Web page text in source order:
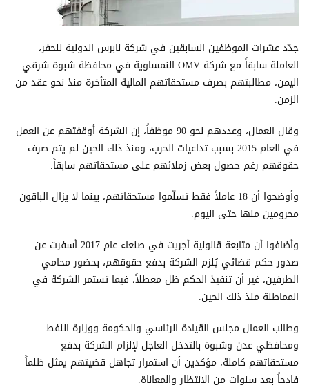
جدّد عشرات الموظفين السابقين في شركة نابرس الدولية للحفر،
العاملة سابقاً مع شركة OMV النمساوية في محافظة شبوة شرقي
اليمن، مطالبتهم بصرف مستحقاتهم المالية المتأخرة منذ نحو عقد من
الزمن.
وقال العمال، وعددهم نحو 90 موظفاً، إن الشركة أوقفتهم عن العمل
في العام 2015 بسبب تداعيات الحرب، ومنذ ذلك الحين لم يتم صرف
حقوقهم رغم حصول بعض زملائهم على مستحقاتهم سابقاً.
وأوضحوا أن 18 عاملاً فقط تسلّموا مستحقاتهم، بينما لا يزال الباقون
محرومين منها حتى اليوم.
وأضافوا أن متابعة قانونية أجريت في صنعاء عام 2017 أسفرت عن
صدور حكم قضائي يُلزم الشركة بدفع حقوقهم، بحضور محامي
الطرفين، غير أن تنفيذ الحكم ظل معطلاً، فيما تستمر الشركة في
المماطلة منذ ذلك الحين.
وطالب العمال مجلس القيادة الرئاسي والحكومة ووزارة النفط
ومحافظي عدن وشبوة بالتدخل العاجل لإلزام الشركة بدفع
مستحقاتهم كاملة، مؤكدين أن استمرار تجاهل قضيتهم يمثل ظلماً
فادحاً بعد سنوات من الانتظار والمعاناة.